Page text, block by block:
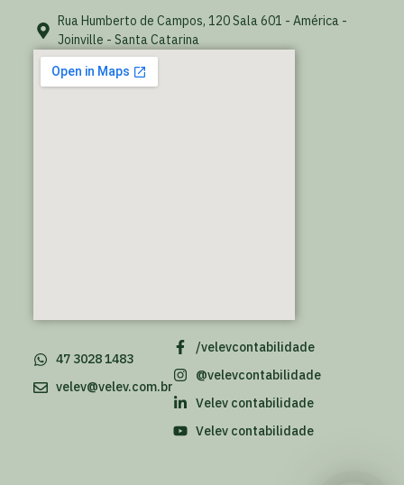
Rua Humberto de Campos, 120 Sala 601 - América -
Joinville - Santa Catarina
/velevcontabilidade
@velevcontabilidade
Velev contabilidade
Velev contabilidade
47 3028 1483
velev@velev.com.br